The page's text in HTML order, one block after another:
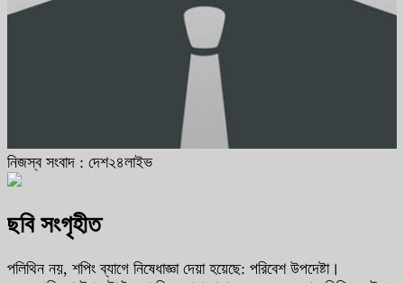
নিজস্ব সংবাদ : দেশ২৪লাইভ
ছবি সংগৃহীত
পলিথিন নয়, শপিং ব্যাগে নিষেধাজ্ঞা দেয়া হয়েছে: পরিবেশ উপদেষ্টা।